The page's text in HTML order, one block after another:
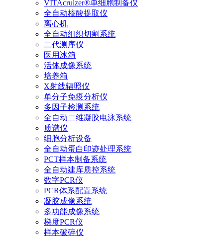
VITAcruizer®单细胞制备仪
全自动核酸提取仪
离心机
全自动组织切割系统
二代测序仪
医用冰箱
活体成像系统
培养箱
X射线辐照仪
单分子免疫分析仪
多因子检测系统
全自动二维凝胶电泳系统
质谱仪
细胞分析设备
全自动蛋白印迹处理系统
PCT样本制备系统
全自动建库质控系统
数字PCR仪
PCR体系配置系统
凝胶成像系统
多功能成像系统
梯度PCR仪
样本破碎仪